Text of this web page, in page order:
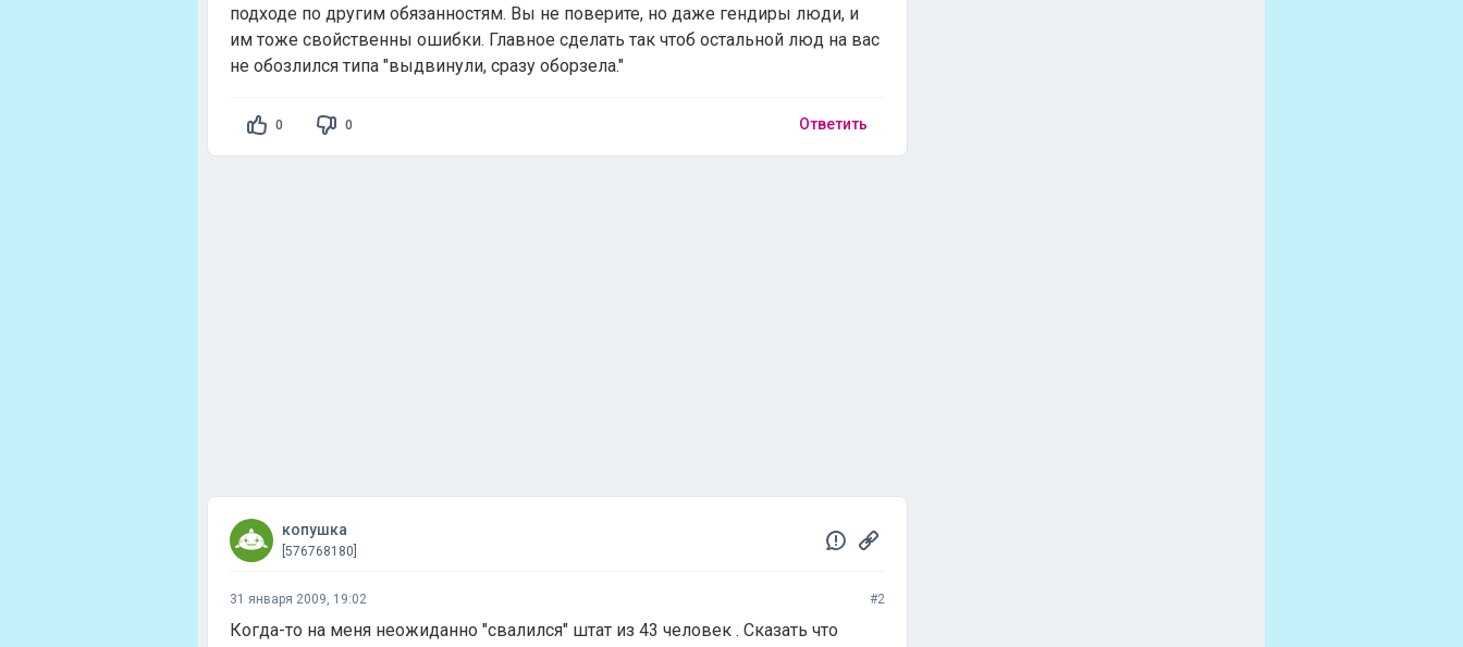
подходе по другим обязанностям. Вы не поверите, но даже гендиры люди, и
им тоже свойственны ошибки. Главное сделать так чтоб остальной люд на вас
не обозлился типа "выдвинули, сразу оборзела."
0 0 Ответить
копушка
[576768180]
31 января 2009, 19:02 #2
Когда-то на меня неожиданно "свалился" штат из 43 человек . Сказать что